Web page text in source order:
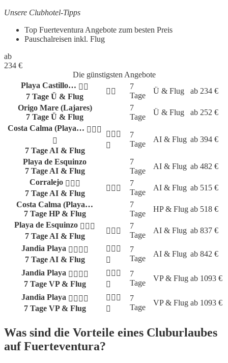
Unsere Clubhotel-Tipps
Top Fuerteventura Angebote zum besten Preis
Pauschalreisen inkl. Flug
ab
234 €
Die günstigsten Angebote
Playa Castillo…
7 Tage Ü & Flug
7
Tage
Ü & Flug ab 234 €
Origo Mare (Lajares)
7 Tage Ü & Flug
7
Tage
Ü & Flug ab 252 €
Costa Calma (Playa…
7 Tage AI & Flug
7
Tage
AI & Flug ab 394 €
Playa de Esquinzo
7 Tage AI & Flug
7
Tage
AI & Flug ab 482 €
Corralejo
7 Tage AI & Flug
7
Tage
AI & Flug ab 515 €
Costa Calma (Playa…
7 Tage HP & Flug
7
Tage
HP & Flug ab 518 €
Playa de Esquinzo
7 Tage AI & Flug
7
Tage
AI & Flug ab 837 €
Jandia Playa
7 Tage AI & Flug
7
Tage
AI & Flug ab 842 €
Jandia Playa
7 Tage VP & Flug
7
Tage
VP & Flug ab 1093 €
Jandia Playa
7 Tage VP & Flug
7
Tage
VP & Flug ab 1093 €
Was sind die Vorteile eines Cluburlaubes
auf Fuerteventura?